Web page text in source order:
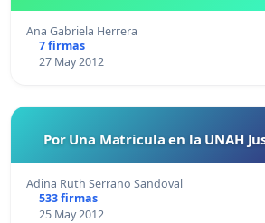
Ana Gabriela Herrera
7 firmas
27 May 2012
Por Una Matricula en la UNAH
Adina Ruth Serrano Sandoval
533 firmas
25 May 2012